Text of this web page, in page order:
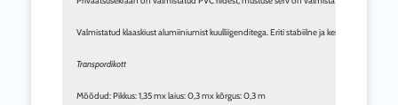
Valmistatud klaaskiust alumiiniumist kuulliigenditega. Eriti stabiilne ja kerge.
Transpordikott
Mõõdud: Pikkus: 1,35 mx laius: 0,3 mx kõrgus: 0,3 m